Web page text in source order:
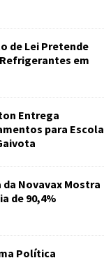
de Lei Pretende
em
Entrega
para Escola
da Novavax Mostra
de 90,4%
Política